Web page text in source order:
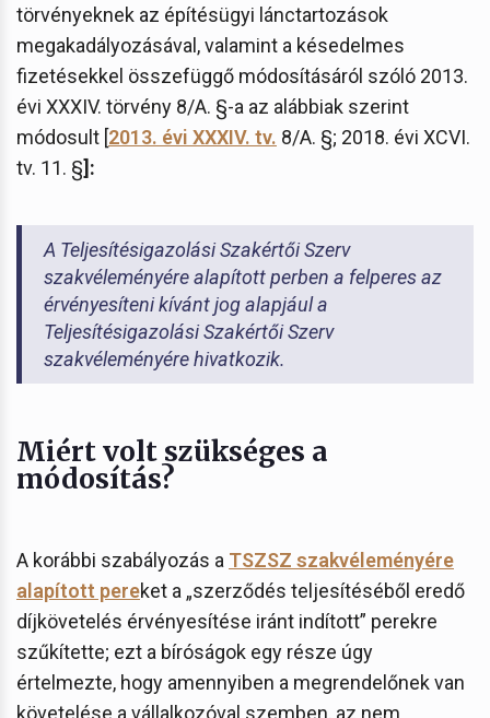
törvényeknek az építésügyi lánctartozások
megakadályozásával, valamint a késedelmes
fizetésekkel összefüggő módosításáról szóló 2013.
évi XXXIV. törvény 8/A. §-a az alábbiak szerint
módosult [2013. évi XXXIV. tv. 8/A. §; 2018. évi XCVI.
tv. 11. §] :
A Teljesítésigazolási Szakértői Szerv
szakvéleményére alapított perben a felperes az
érvényesíteni kívánt jog alapjául a
Teljesítésigazolási Szakértői Szerv
szakvéleményére hivatkozik.
Miért volt szükséges a
módosítás?
A korábbi szabályozás a TSZSZ szakvéleményére
alapított pereket a „szerződés teljesítéséből eredő
díjkövetelés érvényesítése iránt indított” perekre
szűkítette; ezt a bíróságok egy része úgy
értelmezte, hogy amennyiben a megrendelőnek van
követelése a vállalkozóval szemben, az nem